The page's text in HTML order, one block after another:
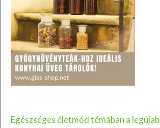
Egészséges életmód témában a